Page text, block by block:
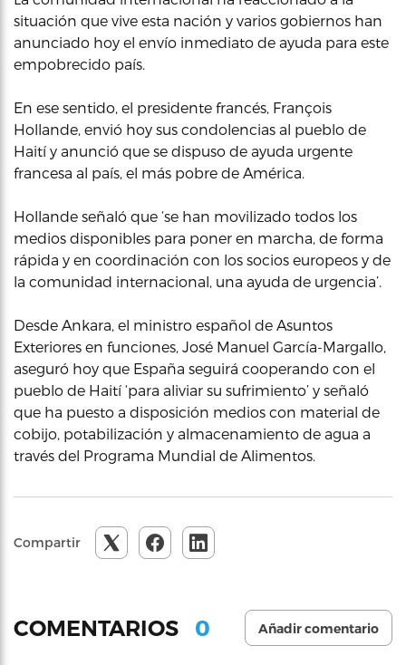
situación que vive esta nación y varios gobiernos han
anunciado hoy el envío inmediato de ayuda para este
empobrecido país.
En ese sentido, el presidente francés, François
Hollande, envió hoy sus condolencias al pueblo de
Haití y anunció que se dispuso de ayuda urgente
francesa al país, el más pobre de América.
Hollande señaló que ‘se han movilizado todos los
medios disponibles para poner en marcha, de forma
rápida y en coordinación con los socios europeos y de
la comunidad internacional, una ayuda de urgencia’.
Desde Ankara, el ministro español de Asuntos
Exteriores en funciones, José Manuel García-Margallo,
aseguró hoy que España seguirá cooperando con el
pueblo de Haití ‘para aliviar su sufrimiento’ y señaló
que ha puesto a disposición medios con material de
cobijo, potabilización y almacenamiento de agua a
través del Programa Mundial de Alimentos.
Compartir
COMENTARIOS 0 Añadir comentario